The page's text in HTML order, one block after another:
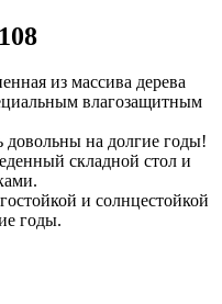
из массива дерева
влагозащитным
довольны на долгие годы!
складной стол и
и солнцестойкой
годы.